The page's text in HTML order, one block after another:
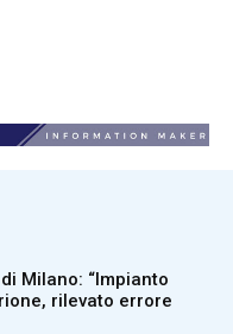
Milano: “Impianto
rilevato errore